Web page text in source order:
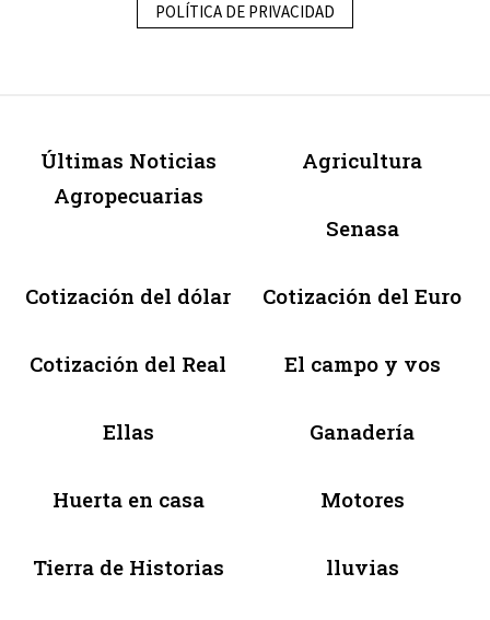
POLÍTICA DE PRIVACIDAD
Últimas Noticias
Agropecuarias
Agricultura
Senasa
Cotización del dólar Cotización del Euro
Cotización del Real El campo y vos
Ellas Ganadería
Huerta en casa Motores
Tierra de Historias lluvias